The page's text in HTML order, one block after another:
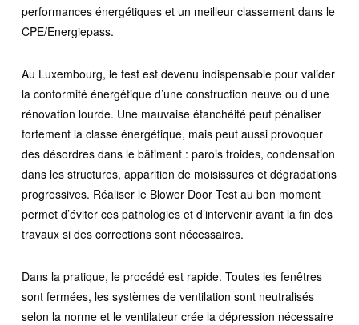
performances énergétiques et un meilleur classement dans le
CPE/Energiepass.
Au Luxembourg, le test est devenu indispensable pour valider
la conformité énergétique d’une construction neuve ou d’une
rénovation lourde. Une mauvaise étanchéité peut pénaliser
fortement la classe énergétique, mais peut aussi provoquer
des désordres dans le bâtiment : parois froides, condensation
dans les structures, apparition de moisissures et dégradations
progressives. Réaliser le Blower Door Test au bon moment
permet d’éviter ces pathologies et d’intervenir avant la fin des
travaux si des corrections sont nécessaires.
Dans la pratique, le procédé est rapide. Toutes les fenêtres
sont fermées, les systèmes de ventilation sont neutralisés
selon la norme et le ventilateur crée la dépression nécessaire